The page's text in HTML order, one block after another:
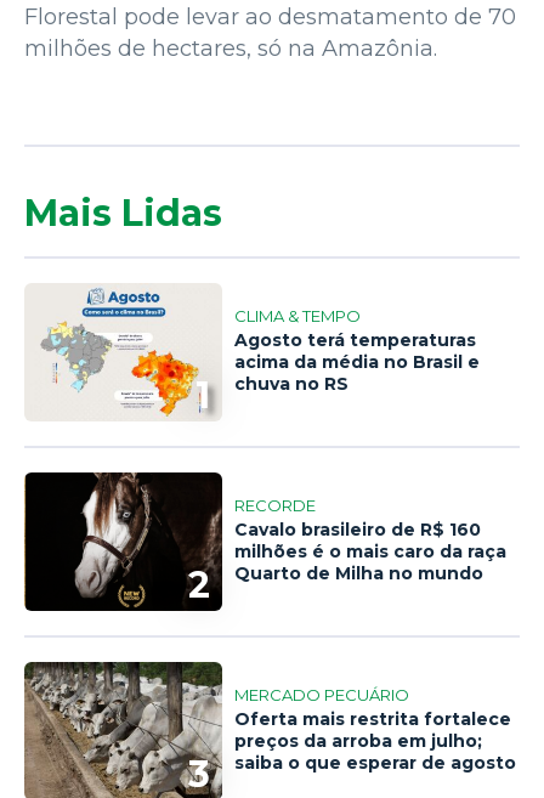
Florestal pode levar ao desmatamento de 70
milhões de hectares, só na Amazônia.
Mais Lidas
1
CLIMA & TEMPO
Agosto terá temperaturas
acima da média no Brasil e
chuva no RS
2
RECORDE
Cavalo brasileiro de R$ 160
milhões é o mais caro da raça
Quarto de Milha no mundo
3
MERCADO PECUÁRIO
Oferta mais restrita fortalece
preços da arroba em julho;
saiba o que esperar de agosto